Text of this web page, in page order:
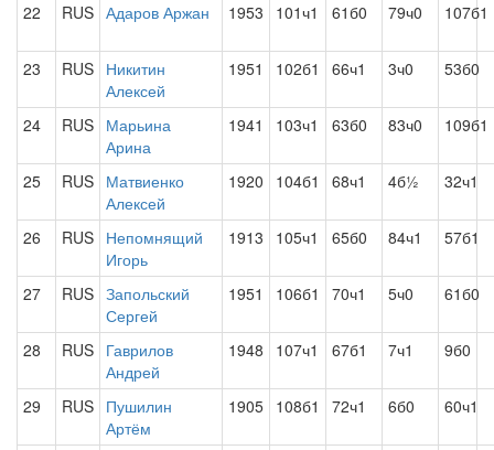
22 RUS Адаров Аржан 1953 101ч1 61б0 79ч0 107б1
23 RUS Никитин
Алексей
1951 102б1 66ч1 3ч0 53б0
24 RUS Марьина
Арина
1941 103ч1 63б0 83ч0 109б1
25 RUS Матвиенко
Алексей
1920 104б1 68ч1 4б½ 32ч1
26 RUS Непомнящий
Игорь
1913 105ч1 65б0 84ч1 57б1
27 RUS Запольский
Сергей
1951 106б1 70ч1 5ч0 61б0
28 RUS Гаврилов
Андрей
1948 107ч1 67б1 7ч1 9б0
29 RUS Пушилин
Артём
1905 108б1 72ч1 6б0 60ч1